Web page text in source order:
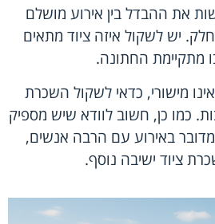
את ההבדל בין אירוע מושלם
יש לשקול איזה ציוד מתאים
מתקיימת החתונה.
מישורי, כדאי לשקול השכרת
כמו כן, חשוב לוודא שיש מספיק
באירוע עם הרבה אנשים,
ציוד ישיבה נוסף.